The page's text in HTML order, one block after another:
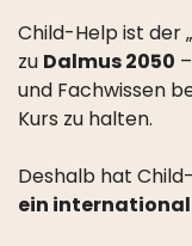
Child-Help ist der
zu Dalmus 2050
und Fachwissen
Kurs zu halten.
Deshalb hat
ein